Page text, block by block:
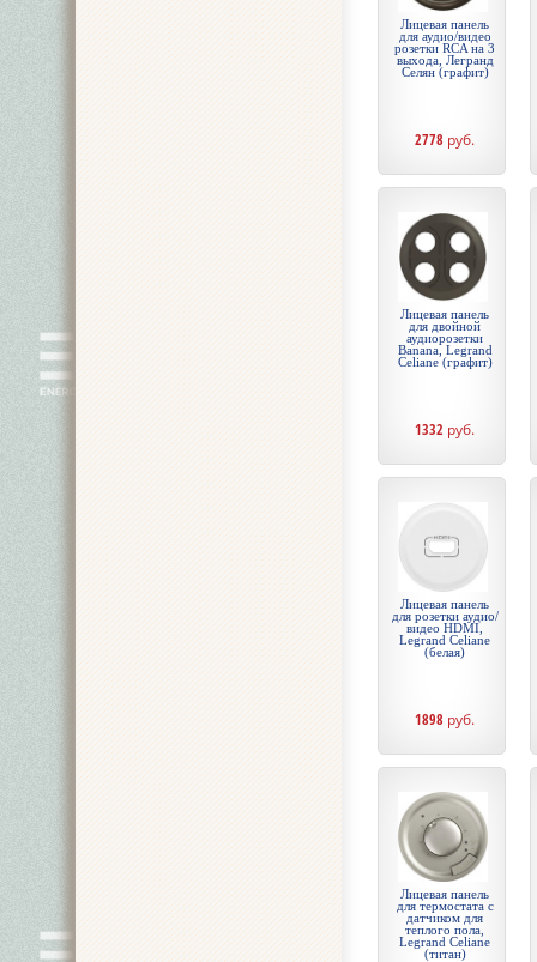
Лицевая панель
для аудио/видео
розетки RCA на 3
выхода, Легранд
Селян (графит)
2778 руб.
Лицевая панель
для двойной
аудиорозетки
Banana, Legrand
Celiane (графит)
1332 руб.
Лицевая панель
для розетки аудио/
видео HDMI,
Legrand Celiane
(белая)
1898 руб.
Лицевая панель
для термостата с
датчиком для
теплого пола,
Legrand Celiane
(титан)